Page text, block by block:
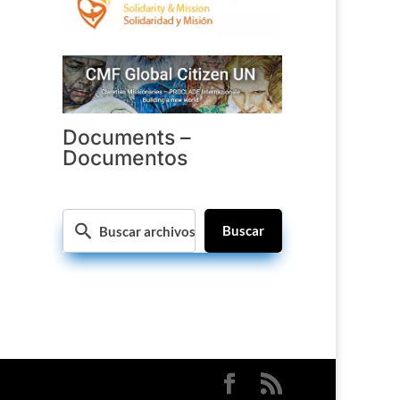
Documents –
Documentos
Buscar